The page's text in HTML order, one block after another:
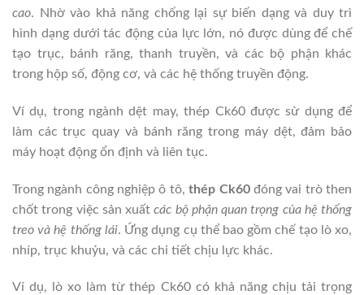
cao. Nhờ vào khả năng chống lại sự biến dạng và duy trì
hình dạng dưới tác động của lực lớn, nó được dùng để chế
tạo trục, bánh răng, thanh truyền, và các bộ phận khác
trong hộp số, động cơ, và các hệ thống truyền động.
Ví dụ, trong ngành dệt may, thép Ck60 được sử dụng để
làm các trục quay và bánh răng trong máy dệt, đảm bảo
máy hoạt động ổn định và liên tục.
Trong ngành công nghiệp ô tô,thép Ck60đóng vai trò then
chốt trong việc sản xuấtcác bộ phận quan trọng của hệ thống
treo và hệ thống lái. Ứng dụng cụ thể bao gồm chế tạo lò xo,
nhíp, trục khuỷu, và các chi tiết chịu lực khác.
Ví dụ, lò xo làm từ thép Ck60 có khả năng chịu tải trọng